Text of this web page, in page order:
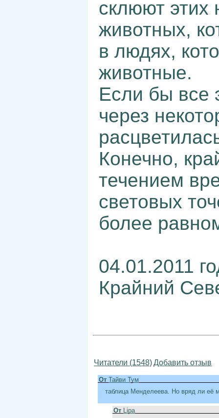
склюют
животных,
в людях,
животные.
Если бы все
через
Конечно,
течением
световых
более
04.01.2011
Крайний
Читатели (1548)Добавить отзыв
От Тайви Тум
таблица Менделеева. Но вряд ли её
От Lipa